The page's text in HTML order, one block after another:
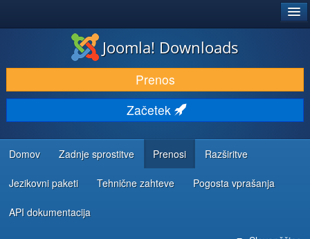
PRENESI IN RAZŠIRI
ODKRIJTE & IZVEJTE
SKUPNOST IN PODPORA
VIRI ZA RAZVIJALCE
Joomla! Downloads
Prenos
Začetek
Domov Zadnje sprostitve Prenosi Razširitve
Jezikovni paketi Tehnične zahteve Pogosta vprašanja
API dokumentacija